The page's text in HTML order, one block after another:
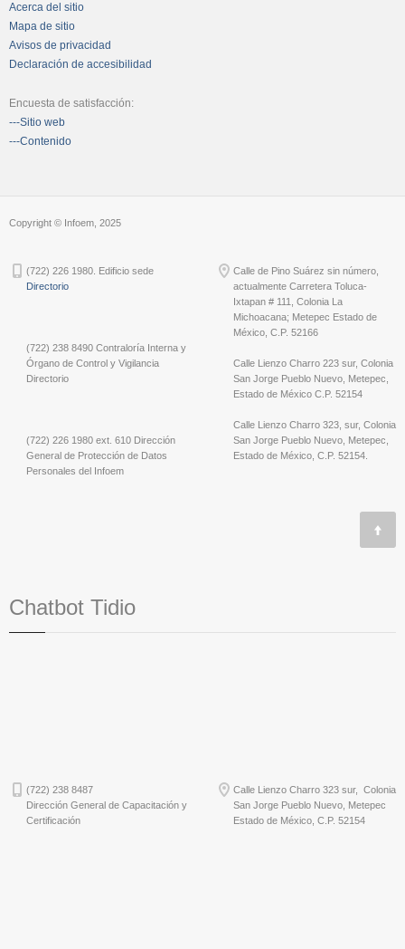
Acerca del sitio
Mapa de sitio
Avisos de privacidad
Declaración de accesibilidad
Encuesta de satisfacción:
---Sitio web
---Contenido
Copyright © Infoem, 2025
(722) 226 1980. Edificio sede
Directorio
(722) 238 8490 Contraloría Interna y
Órgano de Control y Vigilancia
Directorio
(722) 226 1980 ext. 610 Dirección
General de Protección de Datos
Personales del Infoem
Calle de Pino Suárez sin número,
actualmente Carretera Toluca-
Ixtapan # 111, Colonia La
Michoacana; Metepec Estado de
México, C.P. 52166
Calle Lienzo Charro 223 sur, Colonia
San Jorge Pueblo Nuevo, Metepec,
Estado de México C.P. 52154
Calle Lienzo Charro 323, sur, Colonia
San Jorge Pueblo Nuevo, Metepec,
Estado de México, C.P. 52154.
Chatbot Tidio
(722) 238 8487
Dirección General de Capacitación y
Certificación
Calle Lienzo Charro 323 sur, Colonia
San Jorge Pueblo Nuevo, Metepec
Estado de México, C.P. 52154